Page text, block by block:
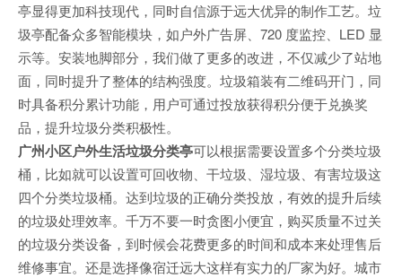
亭显得更加科技现代，同时自信源于远大优异的制作工艺。垃
圾亭配备众多智能模块，如户外广告屏、720 度监控、LED 显
示等。安装地脚部分，我们做了更多的改进，不仅减少了站地
面，同时提升了整体的结构强度。垃圾箱装有二维码开门，同
时具备积分累计功能，用户可通过投放获得积分便于兑换奖
品，提升垃圾分类积极性。
广州小区户外生活垃圾分类亭可以根据需要设置多个分类垃圾
桶，比如就可以设置可回收物、干垃圾、湿垃圾、有害垃圾这
四个分类垃圾桶。达到垃圾的正确分类投放，有效的提升后续
的垃圾处理效率。千万不要一时贪图小便宜，购买质量不过关
的垃圾分类设备，到时候会花费更多的时间和成本来处理售后
维修事宜。还是选择像宿迁远大这样有实力的厂家为好。城市